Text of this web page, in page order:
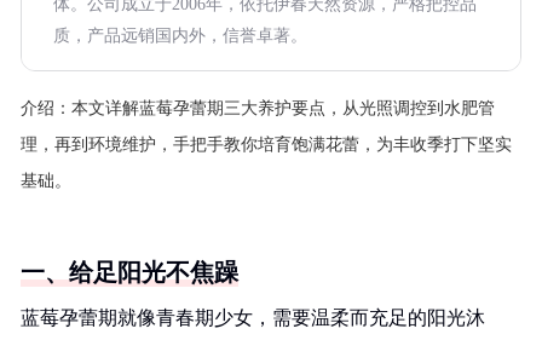
体。公司成立于2006年，依托伊春天然资源，严格把控品
质，产品远销国内外，信誉卓著。
介绍： 本文详解蓝莓孕蕾期三大养护要点，从光照调控到水肥管
理，再到环境维护，手把手教你培育饱满花蕾，为丰收季打下坚实
基础。
一、给足阳光不焦躁
蓝莓孕蕾期就像青春期少女，需要温柔而充足的阳光沐